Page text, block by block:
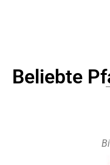
Beliebte